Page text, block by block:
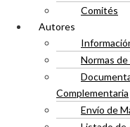
Comités
Autores
Normas
Complementaria
Envío de